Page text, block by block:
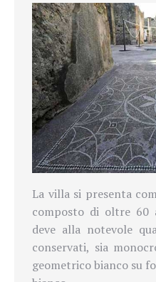
La villa si presenta
composto di oltre 60
deve alla notevole
conservati, sia
geometrico bianco su